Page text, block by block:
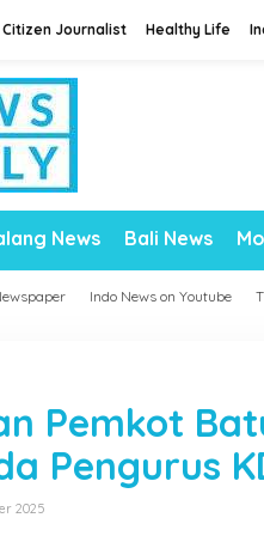
Citizen Journalist Healthy Life
News Bali News
Indo News on Youtube
Pemkot
Pengurus
2025